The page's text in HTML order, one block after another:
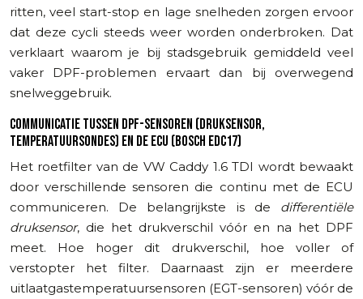
ritten, veel start-stop en lage snelheden zorgen ervoor
dat deze cycli steeds weer worden onderbroken. Dat
verklaart waarom je bij stadsgebruik gemiddeld veel
vaker DPF-problemen ervaart dan bij overwegend
snelweggebruik.
COMMUNICATIE TUSSEN DPF-SENSOREN (DRUKSENSOR,
TEMPERATUURSONDES) EN DE ECU (BOSCH EDC17)
Het roetfilter van de VW Caddy 1.6 TDI wordt bewaakt
door verschillende sensoren die continu met de ECU
communiceren. De belangrijkste is de differentiële
druksensor, die het drukverschil vóór en na het DPF
meet. Hoe hoger dit drukverschil, hoe voller of
verstopter het filter. Daarnaast zijn er meerdere
uitlaatgastemperatuursensoren (EGT-sensoren) vóór de